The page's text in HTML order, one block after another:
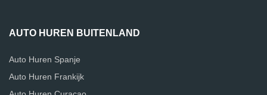
AUTO HUREN BUITENLAND
Auto Huren Spanje
Auto Huren Frankijk